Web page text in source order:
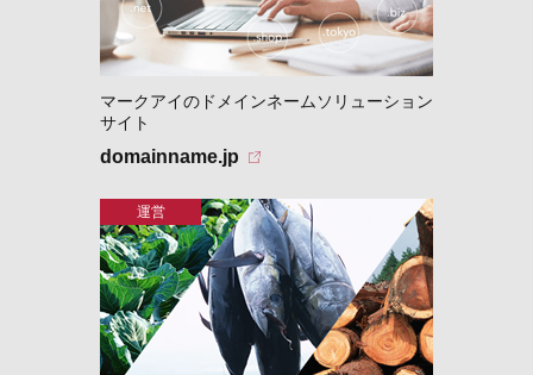
マークアイのドメインネームソリューション
サイト
domainname.jp